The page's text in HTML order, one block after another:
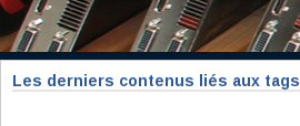
Les derniers contenus liés aux